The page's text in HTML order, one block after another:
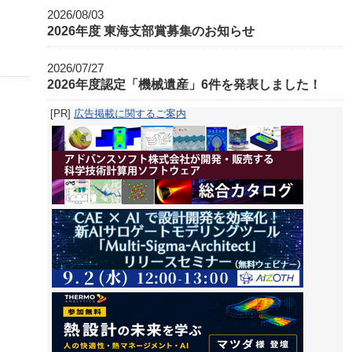
2026/08/03
2026年度 東海支部賞募集のお知らせ
2026/07/27
2026年度認定「機械遺産」6件を発表しました！
[PR] 広告掲載に関するご案内